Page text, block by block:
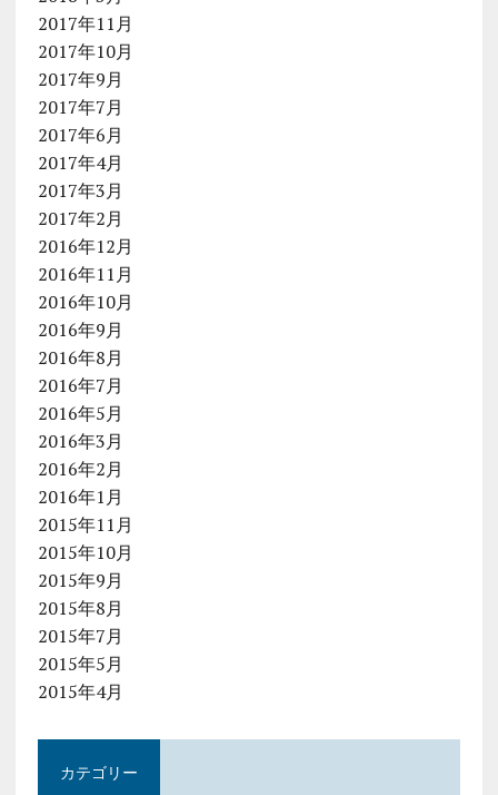
2017年11月
2017年10月
2017年9月
2017年7月
2017年6月
2017年4月
2017年3月
2017年2月
2016年12月
2016年11月
2016年10月
2016年9月
2016年8月
2016年7月
2016年5月
2016年3月
2016年2月
2016年1月
2015年11月
2015年10月
2015年9月
2015年8月
2015年7月
2015年5月
2015年4月
カテゴリー